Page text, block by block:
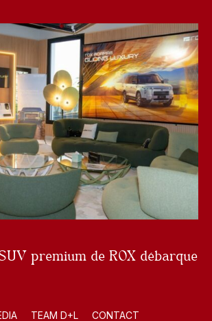
premium de ROX débarque
TEAM D+L CONTACT